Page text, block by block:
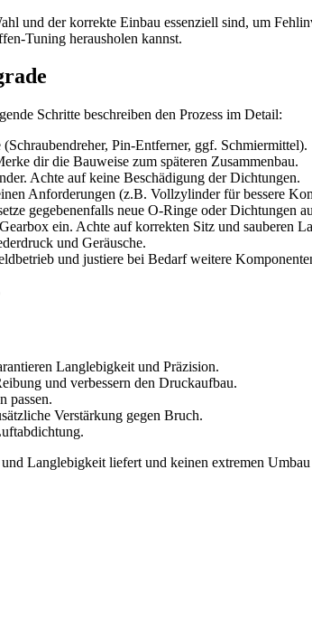
und der korrekte Einbau essenziell sind, um
Tuning herausholen kannst.
Schritte beschreiben den Prozess im Detail:
Pin-Entferner, ggf. Schmiermittel).
dir die Bauweise zum späteren Zusammenbau.
Achte auf keine Beschädigung der Dichtungen.
Anforderungen (z.B. Vollzylinder für bessere
gegebenenfalls neue O-Ringe oder Dichtungen
ein. Achte auf korrekten Sitz und sauberen
und Geräusche.
und justiere bei Bedarf weitere
Langlebigkeit und Präzision.
und verbessern den Druckaufbau.
passen.
Verstärkung gegen Bruch.
Langlebigkeit liefert und keinen extremen